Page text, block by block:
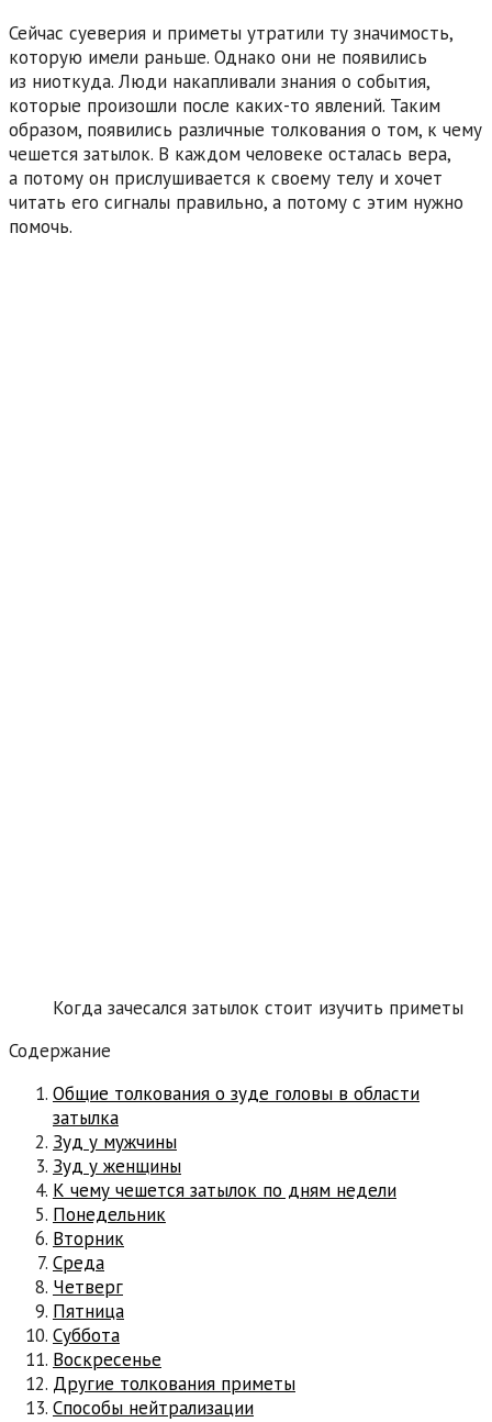
Сейчас суеверия и приметы утратили ту значимость,
которую имели раньше. Однако они не появились
из ниоткуда. Люди накапливали знания о события,
которые произошли после каких-то явлений. Таким
образом, появились различные толкования о том, к чему
чешется затылок. В каждом человеке осталась вера,
а потому он прислушивается к своему телу и хочет
читать его сигналы правильно, а потому с этим нужно
помочь.
Когда зачесался затылок стоит изучить приметы
Содержание
Общие толкования о зуде головы в области
затылка
Зуд у мужчины
Зуд у женщины
К чему чешется затылок по дням недели
Понедельник
Вторник
Среда
Четверг
Пятница
Суббота
Воскресенье
Другие толкования приметы
Способы нейтрализации